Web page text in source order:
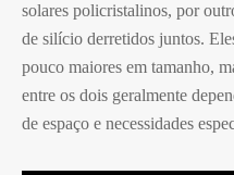
solares policristalinos, por
de silício derretidos juntos.
pouco maiores em tamanho,
entre os dois geralmente
de espaço e necessidades